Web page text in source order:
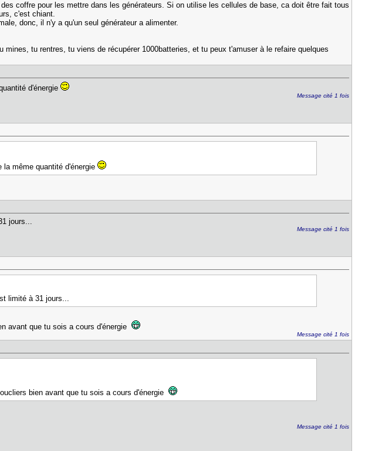
coffre pour les mettre dans les générateurs. Si on utilise les cellules de base, ca doit être fait tous
c'est chiant.
donc, il n'y a qu'un seul générateur a alimenter.
tu rentres, tu viens de récupérer 1000batteries, et tu peux t'amuser à le refaire quelques
d'énergie
Message cité 1 fois
la même quantité d'énergie
jours...
Message cité 1 fois
limité à 31 jours...
avant que tu sois a cours d'énergie
Message cité 1 fois
bien avant que tu sois a cours d'énergie
Message cité 1 fois